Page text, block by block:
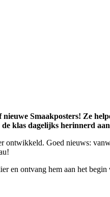
Smaakposters! Ze
klas dagelijks herinnerd
ontwikkeld. Goed nieuws:
en ontvang hem aan het